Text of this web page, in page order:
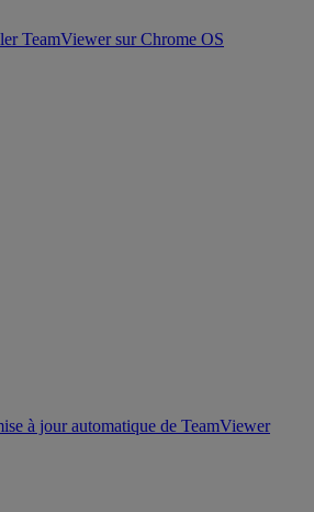
TeamViewer sur Chrome OS
à jour automatique de TeamViewer